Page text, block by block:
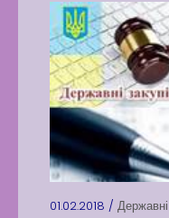
01.02.2018 / Державні